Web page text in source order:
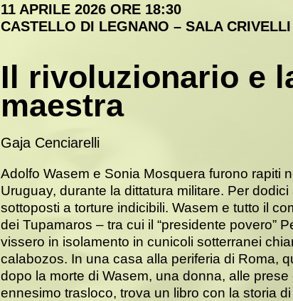
11 APRILE 2026 ORE 18:30
CASTELLO DI LEGNANO – SALA CRIVELLI
Il rivoluzionario e
maestra
Gaja Cenciarelli
Adolfo Wasem e Sonia Mosquera furono rapiti
Uruguay, durante la dittatura militare. Per dodici
sottoposti a torture indicibili. Wasem e tutto il
dei Tupamaros – tra cui il “presidente povero”
vissero in isolamento in cunicoli sotterranei
calabozos. In una casa alla periferia di Roma,
dopo la morte di Wasem, una donna, alle prese
ennesimo trasloco, trova un libro con la storia